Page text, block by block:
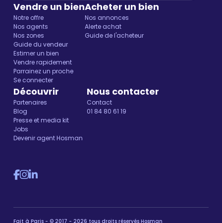
Vendre un bien
Notre offre
Nos agents
Nos zones
Guide du vendeur
Estimer un bien
Vendre rapidement
Parrainez un proche
Se connecter
Acheter un bien
Nos annonces
Alerte achat
Guide de l'acheteur
Découvrir
Partenaires
Blog
Presse et media kit
Jobs
Devenir agent Hosman
Nous contacter
Contact
01 84 80 61 19
Fait à Paris - © 2017 - 2026 tous droits réservés Hosman